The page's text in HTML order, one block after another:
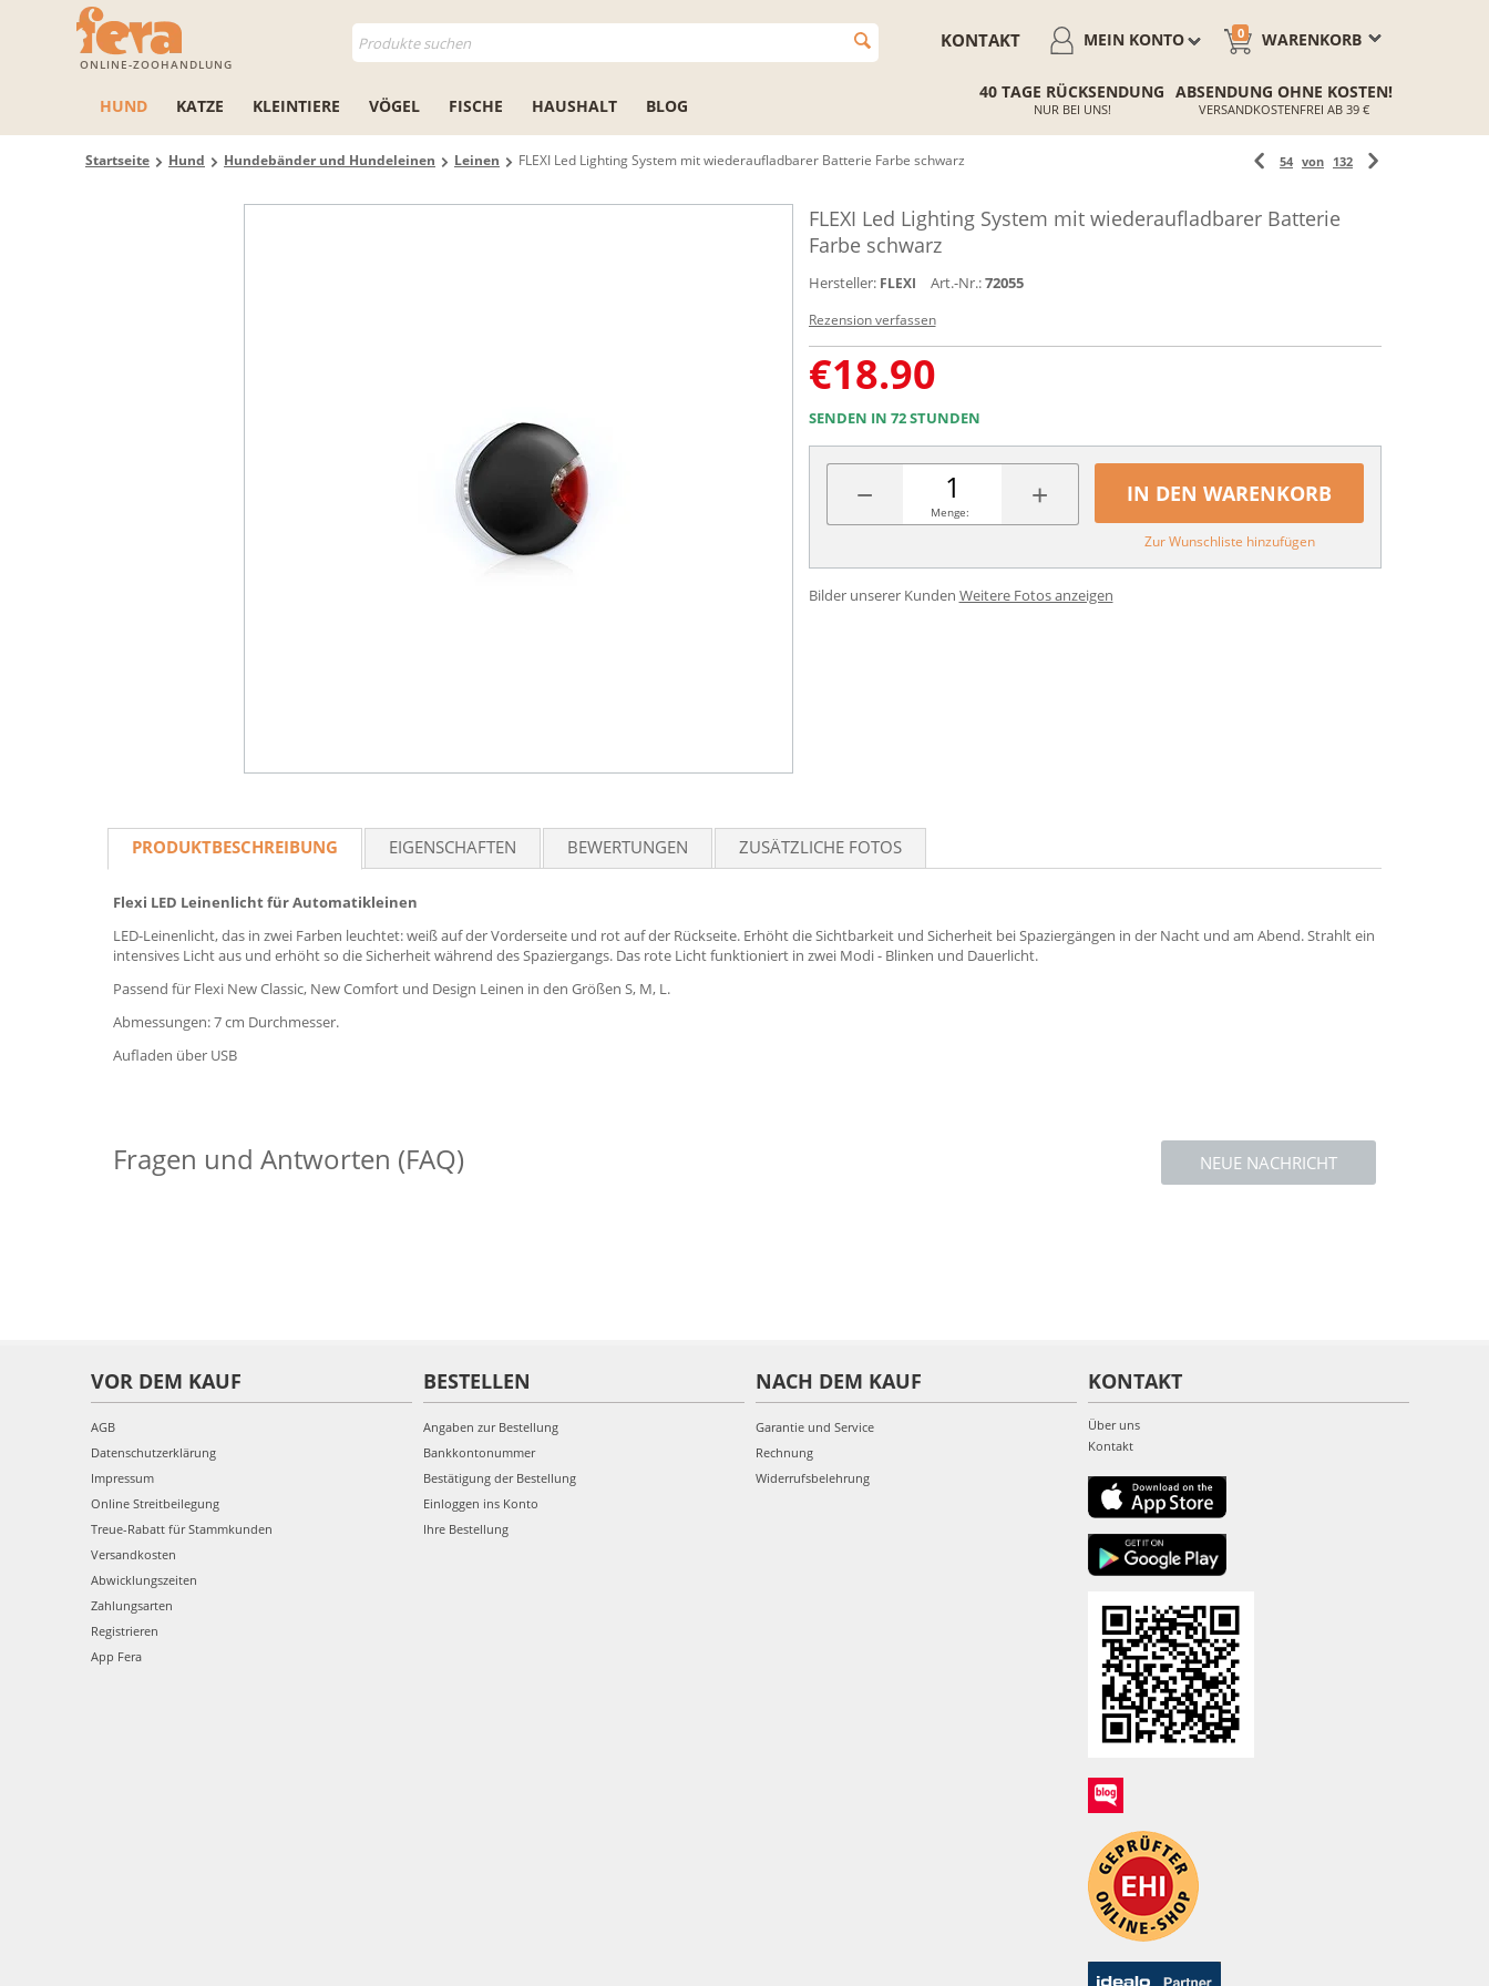
ONLINE-ZOOHANDLUNG
WARENKORB
0
MEIN KONTO
KONTAKT
HUND KATZE KLEINTIERE VÖGEL FISCHE HAUSHALT BLOG
40 TAGE RÜCKSENDUNG
NUR BEI UNS!
ABSENDUNG OHNE KOSTEN!
VERSANDKOSTENFREI AB 39 €
Startseite Hund Hundebänder und Hundeleinen Leinen FLEXI Led Lighting System mit wiederaufladbarer Batterie Farbe schwarz 54 von 132
FLEXI Led Lighting System mit wiederaufladbarer Batterie
Farbe schwarz
Hersteller: FLEXI Art.-Nr.:72055
Rezension verfassen
€18.90
SENDEN IN 72 STUNDEN
− +
Menge:
IN DEN WARENKORB
Zur Wunschliste hinzufügen
Bilder unserer Kunden Weitere Fotos anzeigen
PRODUKTBESCHREIBUNG EIGENSCHAFTEN BEWERTUNGEN ZUSÄTZLICHE FOTOS
Flexi LED Leinenlicht für Automatikleinen
LED-Leinenlicht, das in zwei Farben leuchtet: weiß auf der Vorderseite und rot auf der Rückseite. Erhöht die Sichtbarkeit und Sicherheit bei Spaziergängen in der Nacht und am Abend. Strahlt ein
intensives Licht aus und erhöht so die Sicherheit während des Spaziergangs. Das rote Licht funktioniert in zwei Modi - Blinken und Dauerlicht.
Passend für Flexi New Classic, New Comfort und Design Leinen in den Größen S, M, L.
Abmessungen: 7 cm Durchmesser.
Aufladen über USB
NEUE NACHRICHT
Fragen und Antworten (FAQ)
VOR DEM KAUF
AGB
Datenschutzerklärung
Impressum
Online Streitbeilegung
Treue-Rabatt für Stammkunden
Versandkosten
Abwicklungszeiten
Zahlungsarten
Registrieren
App Fera
BESTELLEN
Angaben zur Bestellung
Bankkontonummer
Bestätigung der Bestellung
Einloggen ins Konto
Ihre Bestellung
NACH DEM KAUF
Garantie und Service
Rechnung
Widerrufsbelehrung
KONTAKT
Über uns
Kontakt